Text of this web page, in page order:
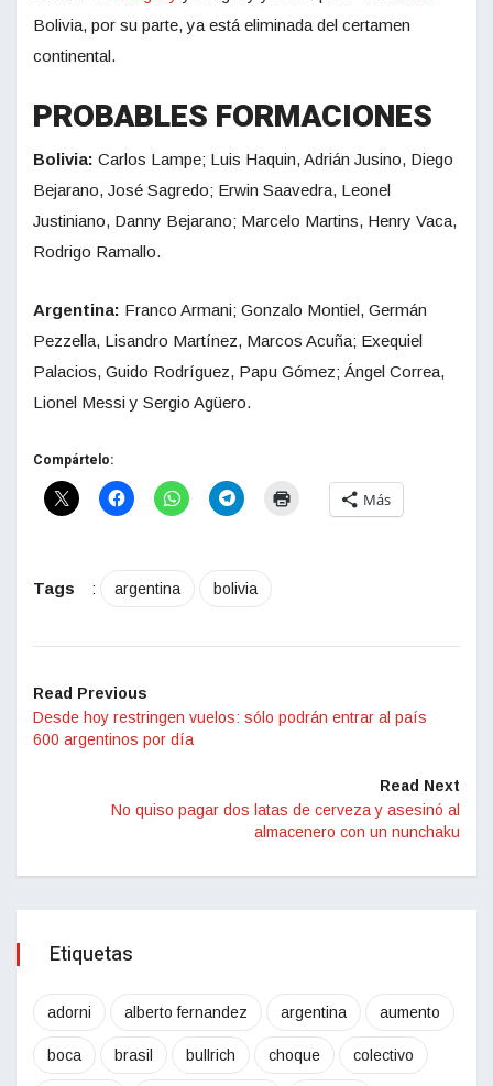
Bolivia, por su parte, ya está eliminada del certamen
continental.
PROBABLES FORMACIONES
Bolivia: Carlos Lampe; Luis Haquin, Adrián Jusino, Diego
Bejarano, José Sagredo; Erwin Saavedra, Leonel
Justiniano, Danny Bejarano; Marcelo Martins, Henry Vaca,
Rodrigo Ramallo.
Argentina: Franco Armani; Gonzalo Montiel, Germán
Pezzella, Lisandro Martínez, Marcos Acuña; Exequiel
Palacios, Guido Rodríguez, Papu Gómez; Ángel Correa,
Lionel Messi y Sergio Agüero.
Compártelo:
Más
Tags : argentina bolivia
Read Previous
Desde hoy restringen vuelos: sólo podrán entrar al país
600 argentinos por día
Read Next
No quiso pagar dos latas de cerveza y asesinó al
almacenero con un nunchaku
Etiquetas
adorni alberto fernandez argentina aumento
boca brasil bullrich choque colectivo